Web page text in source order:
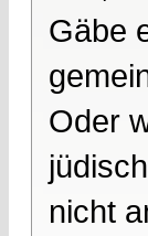
Gäbe
Oder
nicht